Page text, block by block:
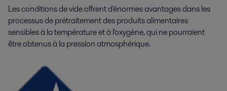
Les conditions de vide offrent d'énormes avantages dans les
processus de prétraitement des produits alimentaires
sensibles à la température et à l'oxygène, qui ne pourraient
être obtenus à la pression atmosphérique.